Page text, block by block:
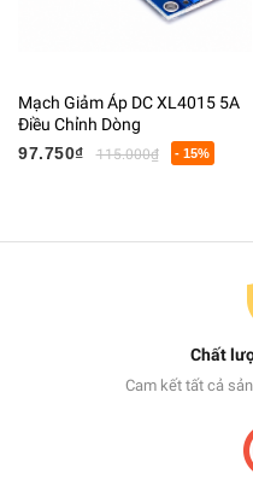
Mạch Giảm Áp DC XL4015 5A
Điều Chỉnh Dòng
97.750₫
115.000₫ - 15%
Chất
Cam kết tất cả